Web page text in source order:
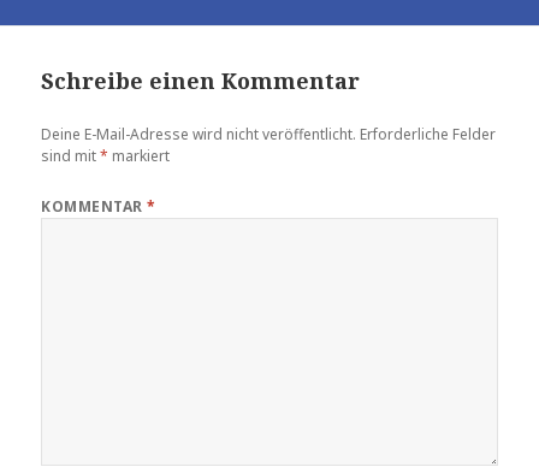
Schreibe einen Kommentar
Deine E-Mail-Adresse wird nicht veröffentlicht. Erforderliche Felder
sind mit* markiert
KOMMENTAR*